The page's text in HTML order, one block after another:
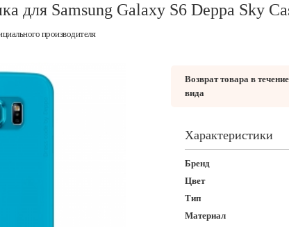
для Samsung Galaxy S6 Deppa Sky
производителя
Возврат товара в
вида
Характеристики
Бренд
Цвет
Тип
Материал